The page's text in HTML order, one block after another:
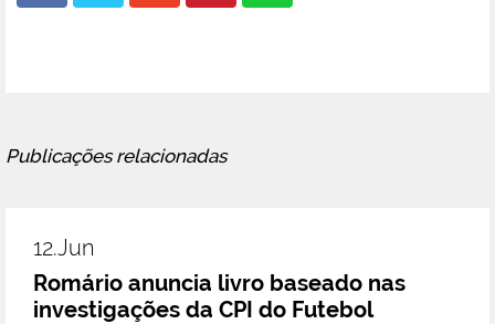
Publicações relacionadas
12.jun
Romário anuncia livro baseado nas
investigações da CPI do Futebol